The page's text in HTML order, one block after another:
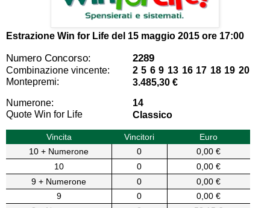
Estrazione Win for Life del 15 maggio 2015 ore 17:00
Numero Concorso: 2289
Combinazione vincente:
2 5 6 9 13 16 17 18 19 20
Montepremi:
3.485,30 €
Numerone:
14
Quote Win for Life
Classico
Vincita Vincitori
Euro
10 + Numerone
0
0,00 €
10
0
0,00 €
9 + Numerone
0
0,00 €
9
0
0,00 €